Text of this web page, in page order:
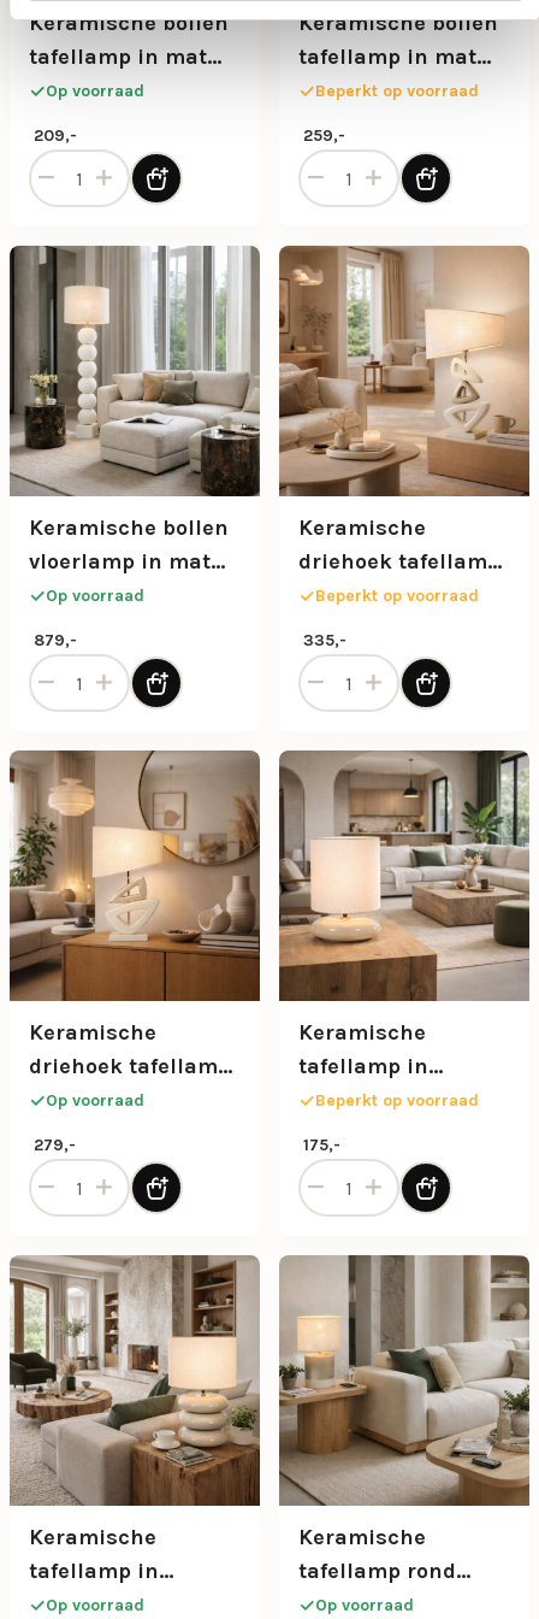
Keramische bollen
tafellamp in mat
wit met stoffen kap
Op voorraad
209,-
Keramische bollen tafellamp in mat wit met stoffen kap
Keramische bollen
tafellamp in mat
wit met stoffen kap
Beperkt op voorraad
259,-
Keramische bollen
Keramische bollen
vloerlamp in mat
wit met stoffen kap
Op voorraad
879,-
Keramische bollen vloerlamp in mat wit met stoffen kap
Keramische
driehoek tafellamp
beige/goud met
stoffen kap
Beperkt op voorraad
335,-
Keramische driehoek
Keramische
driehoek tafellamp
beige/goud met
stoffen kap
Op voorraad
279,-
Keramische driehoek tafellamp beige/goud met stoffen
Keramische
tafellamp in
beige/taupe met
stoffen kap
Beperkt op voorraad
175,-
Keramische tafellamp in
Keramische
tafellamp in
beige/taupe met
Op voorraad
Keramische
tafellamp rond
beige met stoffen
Op voorraad